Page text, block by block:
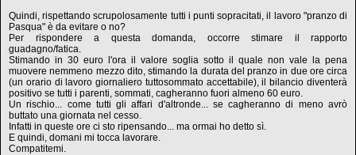
Quindi, rispettando scrupolosamente tutti i punti sopracitati, il lavoro "pranzo di
Pasqua" è da evitare o no?
Per rispondere a questa domanda, occorre stimare il rapporto
guadagno/fatica.
Stimando in 30 euro l'ora il valore soglia sotto il quale non vale la pena
muovere nemmeno mezzo dito, stimando la durata del pranzo in due ore circa
(un orario di lavoro giornaliero tuttosommato accettabile), il bilancio diventerà
positivo se tutti i parenti, sommati, cagheranno fuori almeno 60 euro.
Un rischio... come tutti gli affari d'altronde... se cagheranno di meno avrò
buttato una giornata nel cesso.
Infatti in queste ore ci sto ripensando... ma ormai ho detto sì.
E quindi, domani mi tocca lavorare.
Compatitemi.